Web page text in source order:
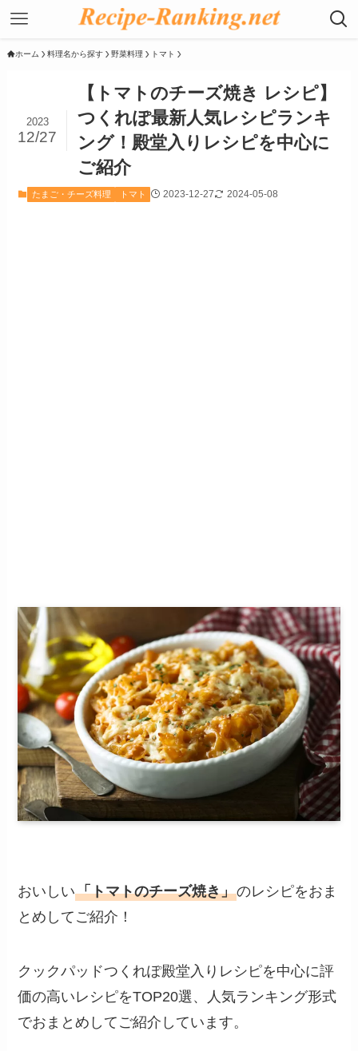
ホーム 料理名から探す 野菜料理 トマト
【トマトのチーズ焼き レシピ】
つくれぽ最新人気レシピランキ
ング！殿堂入りレシピを中心に
ご紹介
2023
12/27
たまご・チーズ料理 トマト 2023-12-27 2024-05-08
おいしい「トマトのチーズ焼き」のレシピをおま
とめしてご紹介！
クックパッドつくれぽ殿堂入りレシピを中心に評
価の高いレシピをTOP20選、人気ランキング形式
でおまとめしてご紹介しています。